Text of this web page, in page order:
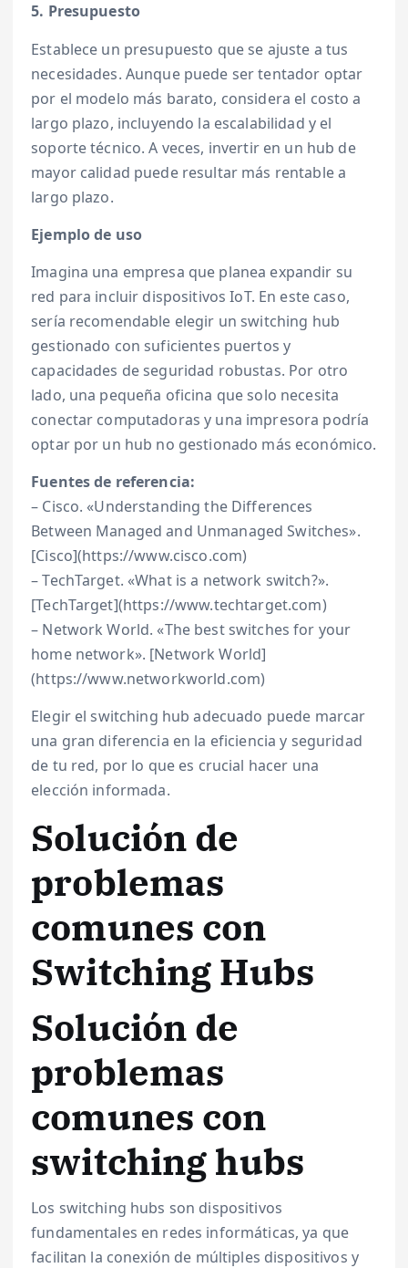
5. Presupuesto
Establece un presupuesto que se ajuste a tus
necesidades. Aunque puede ser tentador optar
por el modelo más barato, considera el costo a
largo plazo, incluyendo la escalabilidad y el
soporte técnico. A veces, invertir en un hub de
mayor calidad puede resultar más rentable a
largo plazo.
Ejemplo de uso
Imagina una empresa que planea expandir su
red para incluir dispositivos IoT. En este caso,
sería recomendable elegir un switching hub
gestionado con suficientes puertos y
capacidades de seguridad robustas. Por otro
lado, una pequeña oficina que solo necesita
conectar computadoras y una impresora podría
optar por un hub no gestionado más económico.
Fuentes de referencia:
– Cisco. «Understanding the Differences
Between Managed and Unmanaged Switches».
[Cisco](https://www.cisco.com)
– TechTarget. «What is a network switch?».
[TechTarget](https://www.techtarget.com)
– Network World. «The best switches for your
home network». [Network World]
(https://www.networkworld.com)
Elegir el switching hub adecuado puede marcar
una gran diferencia en la eficiencia y seguridad
de tu red, por lo que es crucial hacer una
elección informada.
Solución de
problemas
comunes con
Switching Hubs
Solución de
problemas
comunes con
switching hubs
Los switching hubs son dispositivos
fundamentales en redes informáticas, ya que
facilitan la conexión de múltiples dispositivos y